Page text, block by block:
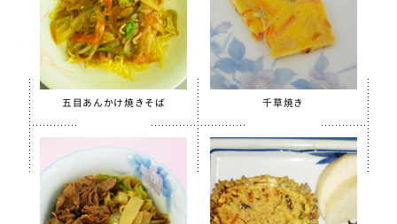
行事食
郷土料理
全学栄製品
全学栄すいせん製品
全学栄 豚レバーチップ
蒸し挽き割り大豆
五目あんかけ焼きそば 千草焼き